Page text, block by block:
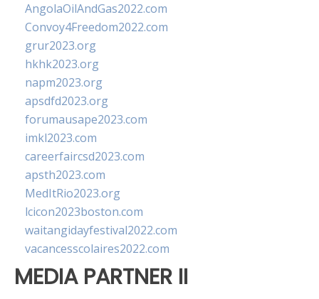
AngolaOilAndGas2022.com
Convoy4Freedom2022.com
grur2023.org
hkhk2023.org
napm2023.org
apsdfd2023.org
forumausape2023.com
imkl2023.com
careerfaircsd2023.com
apsth2023.com
MedItRio2023.org
lcicon2023boston.com
waitangidayfestival2022.com
vacancesscolaires2022.com
MEDIA PARTNER II